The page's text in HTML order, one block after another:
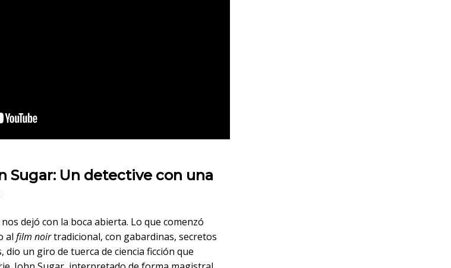
Sugar: Un detective con una
nos dejó con la boca abierta. Lo que comenzó
al film noirtradicional, con gabardinas, secretos
dio un giro de tuerca de ciencia ficción que